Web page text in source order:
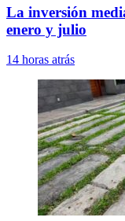
La inversión
enero y julio
14 horas atrás